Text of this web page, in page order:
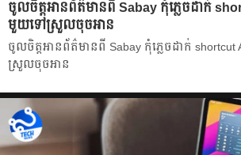
ចូលចិត្តអានព័ត៌មានពី Sabay កុំភ្លេចដាក់
មួយទៅស្រួលចុចអាន
ចូលចិត្តអានព័ត៌មានពី Sabay កុំភ្លេចដាក់
ស្រួលចុចអាន